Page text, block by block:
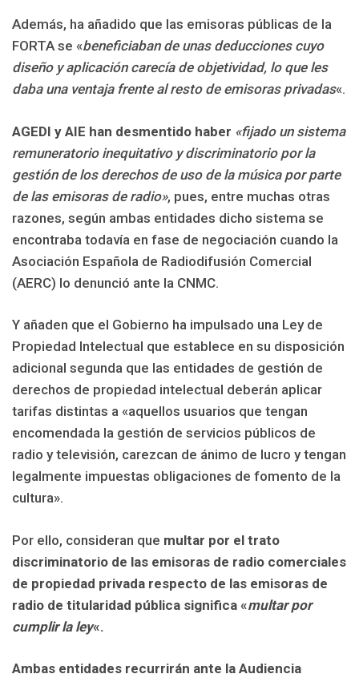
Además, ha añadido que las emisoras públicas de la
FORTA se «beneficiaban de unas deducciones cuyo
diseño y aplicación carecía de objetividad, lo que les
daba una ventaja frente al resto de emisoras privadas«.
AGEDI y AIE han desmentido haber «fijado un sistema
remuneratorio inequitativo y discriminatorio por la
gestión de los derechos de uso de la música por parte
de las emisoras de radio», pues, entre muchas otras
razones, según ambas entidades dicho sistema se
encontraba todavía en fase de negociación cuando la
Asociación Española de Radiodifusión Comercial
(AERC) lo denunció ante la CNMC.
Y añaden que el Gobierno ha impulsado una Ley de
Propiedad Intelectual que establece en su disposición
adicional segunda que las entidades de gestión de
derechos de propiedad intelectual deberán aplicar
tarifas distintas a «aquellos usuarios que tengan
encomendada la gestión de servicios públicos de
radio y televisión, carezcan de ánimo de lucro y tengan
legalmente impuestas obligaciones de fomento de la
cultura».
Por ello, consideran que multar por el trato
discriminatorio de las emisoras de radio comerciales
de propiedad privada respecto de las emisoras de
radio de titularidad pública significa «multar por
cumplir la ley«.
Ambas entidades recurrirán ante la Audiencia